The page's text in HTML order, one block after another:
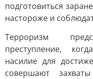
подготовиться
настороже и
Терроризм
преступление,
насилие для
совершают